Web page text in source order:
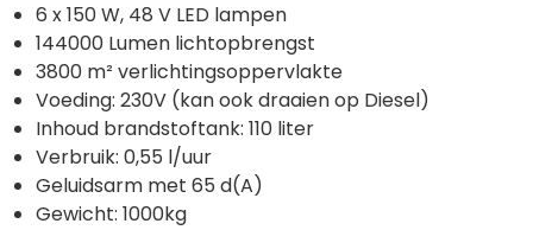
6 x 150 W, 48 V LED lampen
144000 Lumen lichtopbrengst
3800 m² verlichtingsoppervlakte
Voeding: 230V (kan ook draaien op Diesel)
Inhoud brandstoftank: 110 liter
Verbruik: 0,55 l/uur
Geluidsarm met 65 d(A)
Gewicht: 1000kg